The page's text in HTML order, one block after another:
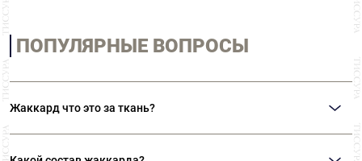
ПОПУЛЯРНЫЕ ВОПРОСЫ
Жаккард что это за ткань?
основу. Выполняется на специальных станках, способных переплетать